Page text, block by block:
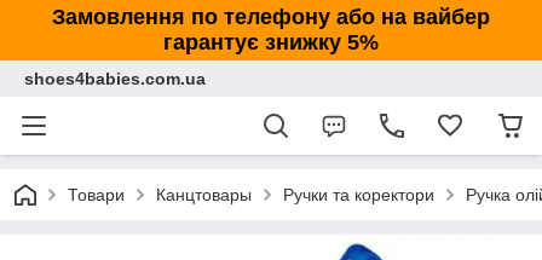
Замовлення по телефону або на вайбер
гарантує знижку 5%
shoes4babies.com.ua
Товари Канцтовары Ручки та коректори Ручка